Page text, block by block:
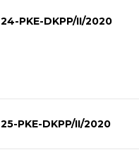
24-PKE-DKPP/II/2020
25-PKE-DKPP/II/2020